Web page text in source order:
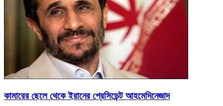
কামারের ছেলে থেকে ইরানের প্রেসিডেন্ট আহমেদিনেজাদ